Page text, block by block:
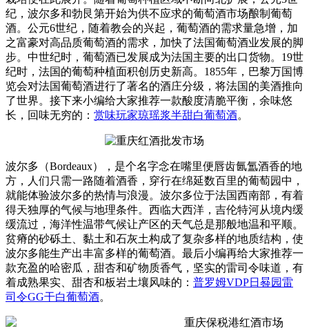
纪，波尔多和勃艮第开始为供不应求的葡萄酒市场酿制葡萄
酒。公元6世纪，随着教会的兴起，葡萄酒的需求量急增，加
之富豪对高品质葡萄酒的需求，加快了法国葡萄酒业发展的脚
步。中世纪时，葡萄酒已发展成为法国主要的出口货物。19世
纪时，法国的葡萄种植面积创历史新高。1855年，巴黎万国博
览会对法国葡萄酒进行了著名的酒庄分级，将法国的美酒推向
了世界。接下来小编给大家推荐一款酸度清脆平衡，余味悠
长，回味无穷的： 赏味玩家琼瑶浆半甜白葡萄酒。
波尔多（Bordeaux），是个名字念在嘴里便唇齿氤氲酒香的地
方，人们只需一路随着酒香，穿行在绵延数百里的葡萄园中，
就能体验波尔多的热情与浪漫。波尔多位于法国西南部，有着
得天独厚的气候与地理条件。西临大西洋，吉伦特河从境内缓
缓流过，海洋性温带气候让产区的天气总是那般地温和平顺。
贫瘠的砂砾土、黏土和石灰土构成了复杂多样的地质结构，使
波尔多能生产出丰富多样的葡萄酒。最后小编再给大家推荐一
款充盈的哈密瓜，甜杏和矿物质香气，坚实的雷司令味道，有
着成熟果实、甜杏和板岩土壤风味的： 普罗姆VDP日晷园雷
司令GG干白葡萄酒。